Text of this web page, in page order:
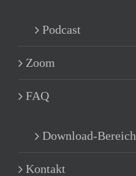
Podcast
Zoom
FAQ
Download-Bereich
Kontakt